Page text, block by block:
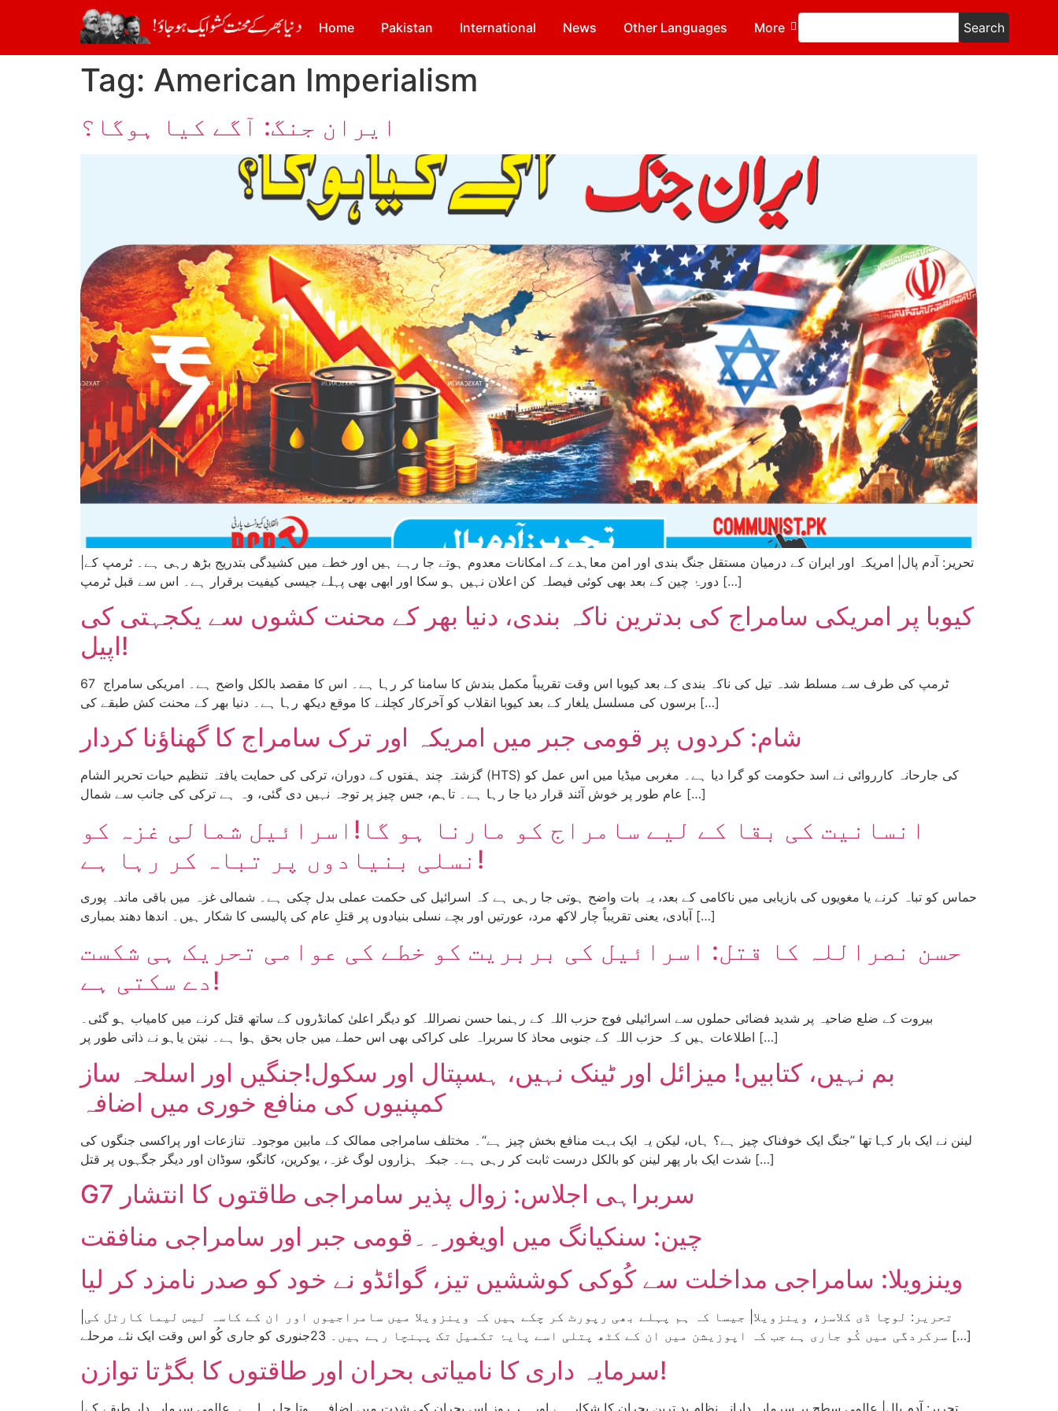
Home Pakistan International News Other Languages More Search
Tag: American Imperialism
ایران جنگ: آگے کیا ہوگا؟
دورۂ چین کے بعد بھی کوئی فیصلہ کن اعلان نہیں ہو سکا اور ابھی بھی پہلے جیسی کیفیت برقرار ہے۔ اس سے قبل ٹرمپ […]
کیوبا پر امریکی سامراج کی بدترین ناکہ بندی، دنیا بھر کے محنت کشوں سے یکجہتی کی
اپیل!
ٹرمپ کی طرف سے مسلط شدہ تیل کی ناکہ بندی کے بعد کیوبا اس وقت تقریباً مکمل بندش کا سامنا کر رہا ہے۔ اس کا مقصد بالکل واضح ہے۔ امریکی سامراج 67
برسوں کی مسلسل یلغار کے بعد کیوبا انقلاب کو آخرکار کچلنے کا موقع دیکھ رہا ہے۔ دنیا بھر کے محنت کش طبقے کی […]
شام: کردوں پر قومی جبر میں امریکہ اور ترک سامراج کا گھناؤنا کردار
گزشتہ چند ہفتوں کے دوران، ترکی کی حمایت یافتہ تنظیم حیات تحریر الشام (HTS) کی جارحانہ کارروائی نے اسد حکومت کو گرا دیا ہے۔ مغربی میڈیا میں اس عمل کو
عام طور پر خوش آئند قرار دیا جا رہا ہے۔ تاہم، جس چیز پر توجہ نہیں دی گئی، وہ ہے ترکی کی جانب سے شمال […]
انسانیت کی بقا کے لیے سامراج کو مارنا ہو گا!اسرائیل شمالی غزہ کو
نسلی بنیادوں پر تباہ کر رہا ہے!
حماس کو تباہ کرنے یا مغویوں کی بازیابی میں ناکامی کے بعد، یہ بات واضح ہوتی جا رہی ہے کہ اسرائیل کی حکمت عملی بدل چکی ہے۔ شمالی غزہ میں باقی ماندہ پوری
آبادی، یعنی تقریباً چار لاکھ مرد، عورتیں اور بچے نسلی بنیادوں پر قتلِ عام کی پالیسی کا شکار ہیں۔ اندھا دھند بمباری […]
حسن نصراللہ کا قتل: اسرائیل کی بربریت کو خطے کی عوامی تحریک ہی شکست
دے سکتی ہے!
بیروت کے ضلع ضاحیہ پر شدید فضائی حملوں سے اسرائیلی فوج حزب اللہ کے رہنما حسن نصراللہ کو دیگر اعلیٰ کمانڈروں کے ساتھ قتل کرنے میں کامیاب ہو گئی۔
اطلاعات ہیں کہ حزب اللہ کے جنوبی محاذ کا سربراہ علی کراکی بھی اس حملے میں جاں بحق ہوا ہے۔ نیتن یاہو نے ذاتی طور پر […]
بم نہیں، کتابیں! میزائل اور ٹینک نہیں، ہسپتال اور سکول!جنگیں اور اسلحہ ساز
کمپنیوں کی منافع خوری میں اضافہ
لینن نے ایک بار کہا تھا ”جنگ ایک خوفناک چیز ہے؟ ہاں، لیکن یہ ایک بہت منافع بخش چیز ہے“۔ مختلف سامراجی ممالک کے مابین موجودہ تنازعات اور پراکسی جنگوں کی
شدت ایک بار پھر لینن کو بالکل درست ثابت کر رہی ہے۔ جبکہ ہزاروں لوگ غزہ، یوکرین، کانگو، سوڈان اور دیگر جگہوں پر قتل […]
G7 سربراہی اجلاس: زوال پذیر سامراجی طاقتوں کا انتشار
چین: سنکیانگ میں اویغور۔۔قومی جبر اور سامراجی منافقت
وینزویلا: سامراجی مداخلت سے کُوکی کوششیں تیز، گوائڈو نے خود کو صدر نامزد کر لیا
سرکردگی میں کُو جاری ہے جب کہ اپوزیشن میں ان کے کٹھ پتلی اسے پایۂ تکمیل تک پہنچا رہے ہیں۔ 23جنوری کو جاری کُو اس وقت ایک نئے مرحلے […]
سرمایہ داری کا نامیاتی بحران اور طاقتوں کا بگڑتا توازن!